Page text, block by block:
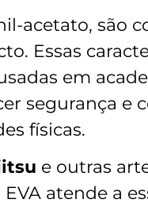
acetato, são
Essas
em
segurança e
físicas.
e outras
atende a